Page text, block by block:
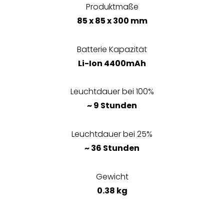
Produktmaße
85 x 85 x 300 mm
Batterie Kapazität
Li-Ion 4400mAh
Leuchtdauer bei 100%
~ 9 Stunden
Leuchtdauer bei 25%
~ 36 Stunden
Gewicht
0.38 kg